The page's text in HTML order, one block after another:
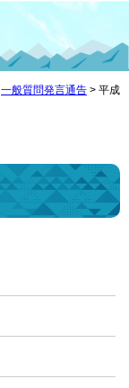
一般質問発言通告 > 平成